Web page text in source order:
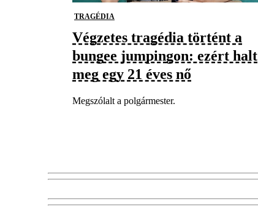
TRAGÉDIA
Végzetes tragédia történt a
bungee jumpingon: ezért halt
meg egy 21 éves nő
Megszólalt a polgármester.